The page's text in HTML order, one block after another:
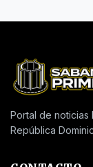
Portal de noticias
República